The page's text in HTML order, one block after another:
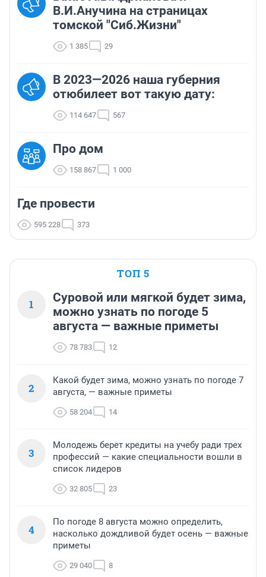
В.И.Анучина на страницах
томской "Сиб.Жизни"
1 385 29
В 2023—2026 наша губерния
отюбилеет вот такую дату:
114 647 567
Про дом
158 867 1 000
Где провести
595 228 373
ТОП 5
1
Суровой или мягкой будет зима,
можно узнать по погоде 5
августа — важные приметы
78 783 12
2
Какой будет зима, можно узнать по погоде 7
августа, — важные приметы
58 204 14
3
Молодежь берет кредиты на учебу ради трех
профессий — какие специальности вошли в
список лидеров
32 805 23
4
По погоде 8 августа можно определить,
насколько дождливой будет осень — важные
приметы
29 040 8